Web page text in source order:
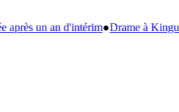
Kinguélé : un bébé de 6 mois périt